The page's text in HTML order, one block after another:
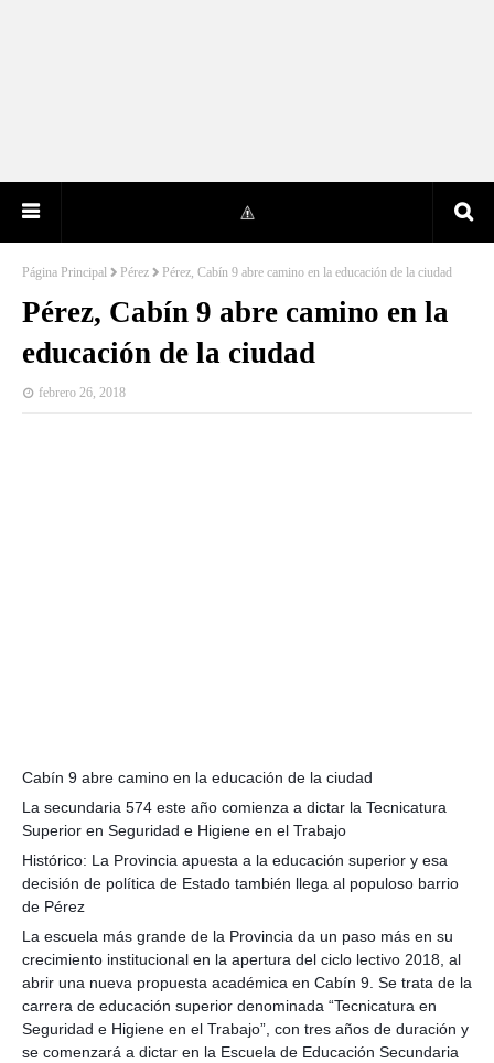
Página Principal Pérez Pérez, Cabín 9 abre camino en la educación de la ciudad
Pérez, Cabín 9 abre camino en la
educación de la ciudad
febrero 26, 2018
Cabín 9 abre camino en la educación de la ciudad
La secundaria 574 este año comienza a dictar la Tecnicatura
Superior en Seguridad e Higiene en el Trabajo
Histórico: La Provincia apuesta a la educación superior y esa
decisión de política de Estado también llega al populoso barrio
de Pérez
La escuela más grande de la Provincia da un paso más en su
crecimiento institucional en la apertura del ciclo lectivo 2018, al
abrir una nueva propuesta académica en Cabín 9. Se trata de la
carrera de educación superior denominada “Tecnicatura en
Seguridad e Higiene en el Trabajo”, con tres años de duración y
se comenzará a dictar en la Escuela de Educación Secundaria